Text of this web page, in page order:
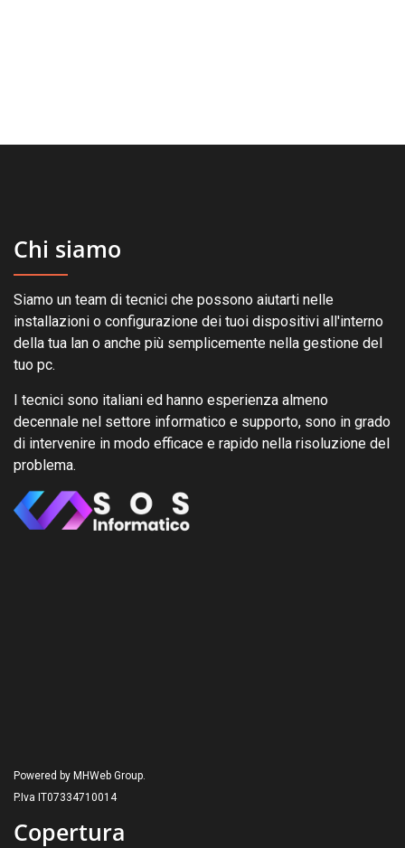
Chi siamo
Siamo un team di tecnici che possono aiutarti nelle
installazioni o configurazione dei tuoi dispositivi all'interno
della tua lan o anche più semplicemente nella gestione del
tuo pc.
I tecnici sono italiani ed hanno esperienza almeno
decennale nel settore informatico e supporto, sono in grado
di intervenire in modo efficace e rapido nella risoluzione del
problema.
Powered by MHWeb Group.
P.Iva IT07334710014
Copertura